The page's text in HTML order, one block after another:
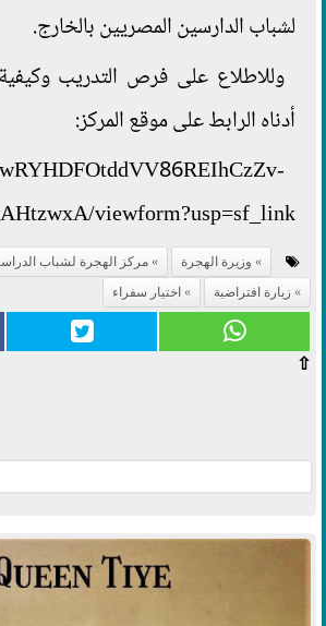
لشباب الدارسين المصريين بالخارج.
وللاطلاع على فرص التدريب
أدناه الرابط على موقع المركز:
viewform?usp=sf_link
وزيرة الهجرة مركز الهجرة لشباب
زيارة افتراضية
اختيار سفراء
⇧